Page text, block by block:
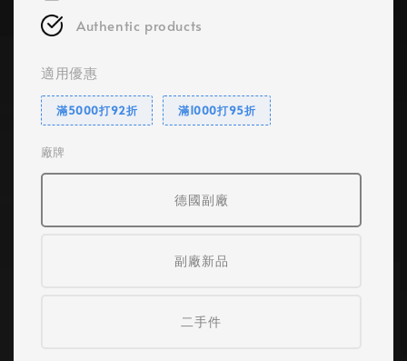
Authentic products
適用優惠
滿5000打92折 滿1000打95折
廠牌
德國副廠
副廠新品
二手件